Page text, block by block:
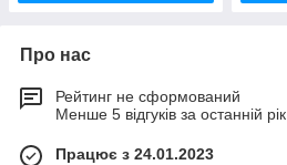
Про нас
Рейтинг не сформований
Менше 5 відгуків за останній рік
Працює з 24.01.2023